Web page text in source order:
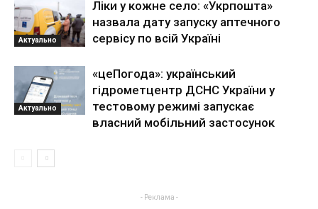
Актуально
Ліки у кожне село: «Укрпошта»
назвала дату запуску аптечного
сервісу по всій Україні
Актуально
«цеПогода»: український
гідрометцентр ДСНС України у
тестовому режимі запускає
власний мобільний застосунок
- Реклама -